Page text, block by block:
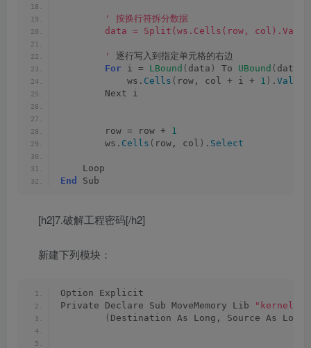
' 按换行符拆分数据
data = Split(ws.Cells(row,
        '
逐行写入到指定单元格的右边
For i = LBound ( data ) To UBound ( data
            ws.
Cells ( row, col + i + 1 ) . Value
        Next i
        row = row +
1
        ws.
Cells ( row, col ) . Select
    Loop
End
Sub
[h2]7.破解工程密码[/h2]
新建下列模块：
Option Explicit
Private Declare Sub MoveMemory Lib
"kernel32"
( Destination As Long, Source As